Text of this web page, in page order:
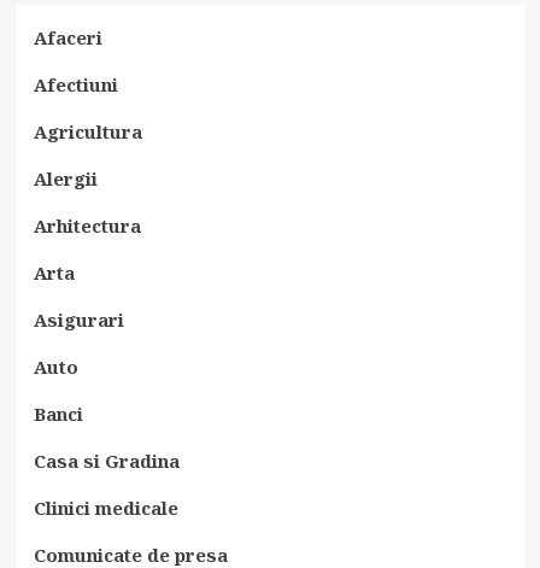
Afaceri
Afectiuni
Agricultura
Alergii
Arhitectura
Arta
Asigurari
Auto
Banci
Casa si Gradina
Clinici medicale
Comunicate de presa